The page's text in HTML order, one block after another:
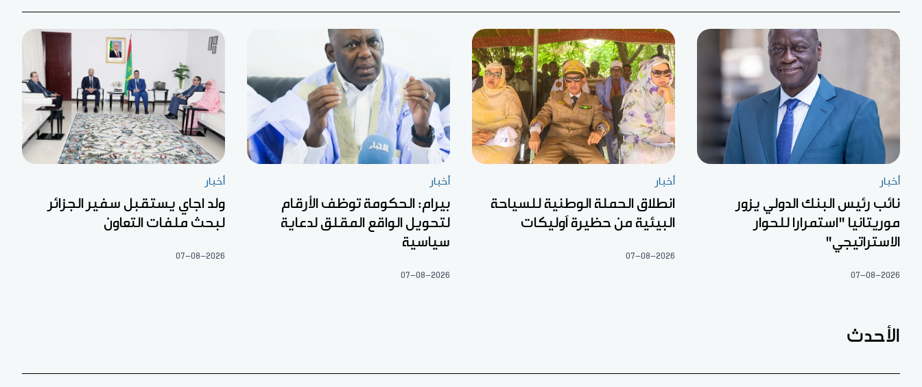
أخبار
نائب رئيس البنك الدولي يزور
موريتانيا "استمرارا للحوار
الاستراتيجي"
07-08-2026
أخبار
انطلاق الحملة الوطنية للسياحة
البيئية من حظيرة آوليكات
07-08-2026
أخبار
بيرام: الحكومة توظف الأرقام
لتحويل الواقع المقلق لدعاية
سياسية
07-08-2026
أخبار
ولد اجاي يستقبل سفير الجزائر
لبحث ملفات التعاون
07-08-2026
الأحدث